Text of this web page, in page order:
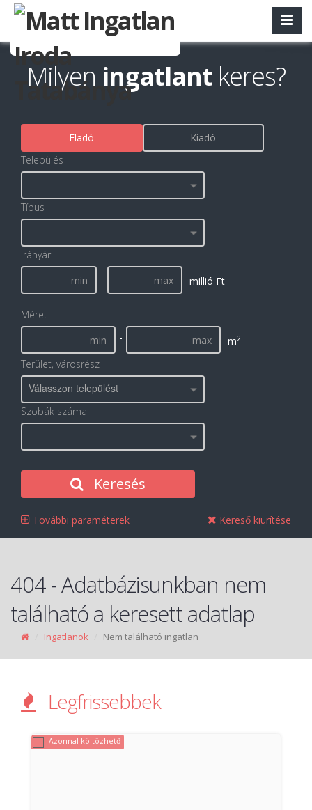
Milyen ingatlant keres?
Eladó
Kiadó
Település
Típus
Irányár
-
millió Ft
Méret
-
m2
Terület, városrész
Válasszon települést
Szobák száma
Keresés
További paraméterek Kereső kiürítése
404 - Adatbázisunkban nem
található a keresett adatlap
Ingatlanok Nem található ingatlan
Legfrissebbek
Azonnal költözhető